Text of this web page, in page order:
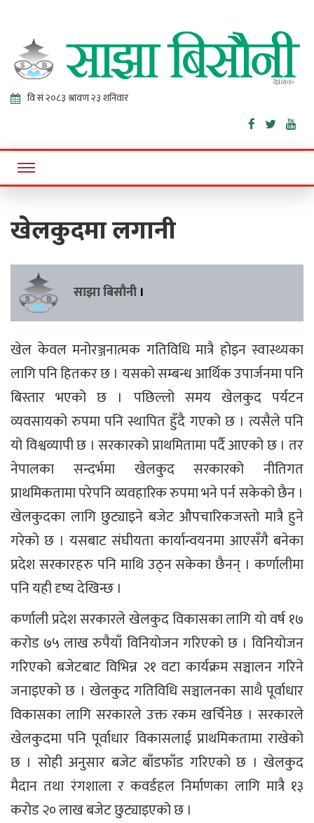
Sajha
Bisaunee
Online News Portal
खेलकुदमा लगानी
साझा बिसौनी ।
खेल केवल मनोरञ्जनात्मक गतिविधि मात्रै होइन स्वास्थ्यका
लागि पनि हितकर छ । यसको सम्बन्ध आर्थिक उपार्जनमा पनि
बिस्तार भएको छ । पछिल्लो समय खेलकुद पर्यटन
व्यवसायको रुपमा पनि स्थापित हुँदै गएको छ । त्यसैले पनि
यो विश्वव्यापी छ । सरकारको प्राथमितामा पर्दै आएको छ । तर
नेपालका सन्दर्भमा खेलकुद सरकारको नीतिगत
प्राथमिकतामा परेपनि व्यवहारिक रुपमा भने पर्न सकेको छैन ।
खेलकुदका लागि छुट्याइने बजेट औपचारिकजस्तो मात्रै हुने
गरेको छ । यसबाट संघीयता कार्यान्वयनमा आएसँगै बनेका
प्रदेश सरकारहरु पनि माथि उठ्न सकेका छैनन् । कर्णालीमा
पनि यही दृष्य देखिन्छ ।
कर्णाली प्रदेश सरकारले खेलकुद विकासका लागि यो वर्ष १७
करोड ७५ लाख रुपैयाँ विनियोजन गरिएको छ । विनियोजन
गरिएको बजेटबाट विभिन्न २१ वटा कार्यक्रम सञ्चालन गरिने
जनाइएको छ । खेलकुद गतिविधि सञ्चालनका साथै पूर्वाधार
विकासका लागि सरकारले उक्त रकम खर्चिनेछ । सरकारले
खेलकुदमा पनि पूर्वाधार विकासलाई प्राथमिकतामा राखेको
छ । सोही अनुसार बजेट बाँडफाँड गरिएको छ । खेलकुद
मैदान तथा रंगशाला र कवर्डहल निर्माणका लागि मात्रै १३
करोड २० लाख बजेट छुट्याइएको छ ।